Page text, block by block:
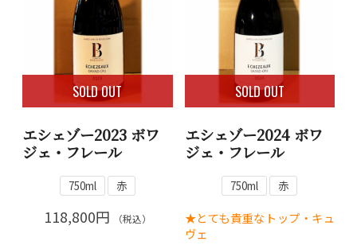
SOLD OUT
エシェゾー2023 ボワ
ジェ・フレール
750ml 赤
118,800円 （税込）
SOLD OUT
エシェゾー2024 ボワ
ジェ・フレール
750ml 赤
★とても貴重なトップ・キュ
ヴェ